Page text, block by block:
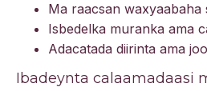
Ma raacsan waxyaabaha
Isbedelka muranka ama
Adacatada diirinta ama
Ibadeynta calaamadaasi